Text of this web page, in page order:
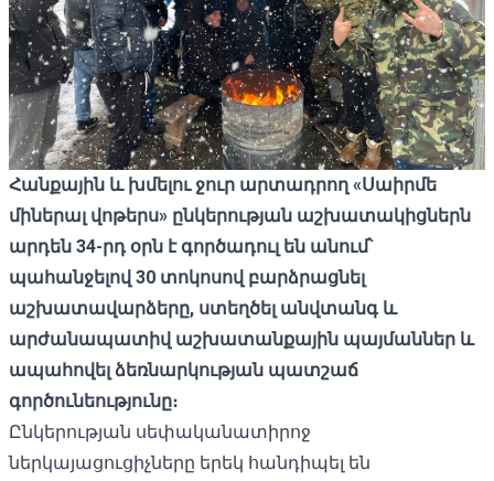
Հանքային և խմելու ջուր արտադրող «Սաիրմե
միներալ վոթերս» ընկերության աշխատակիցներն
արդեն 34-րդ օրն է գործադուլ են անում՝
պահանջելով 30 տոկոսով բարձրացնել
աշխատավարձերը, ստեղծել անվտանգ և
արժանապատիվ աշխատանքային պայմաններ և
ապահովել ձեռնարկության պատշաճ
գործունեությունը։
Ընկերության սեփականատիրոջ
ներկայացուցիչները երեկ հանդիպել են